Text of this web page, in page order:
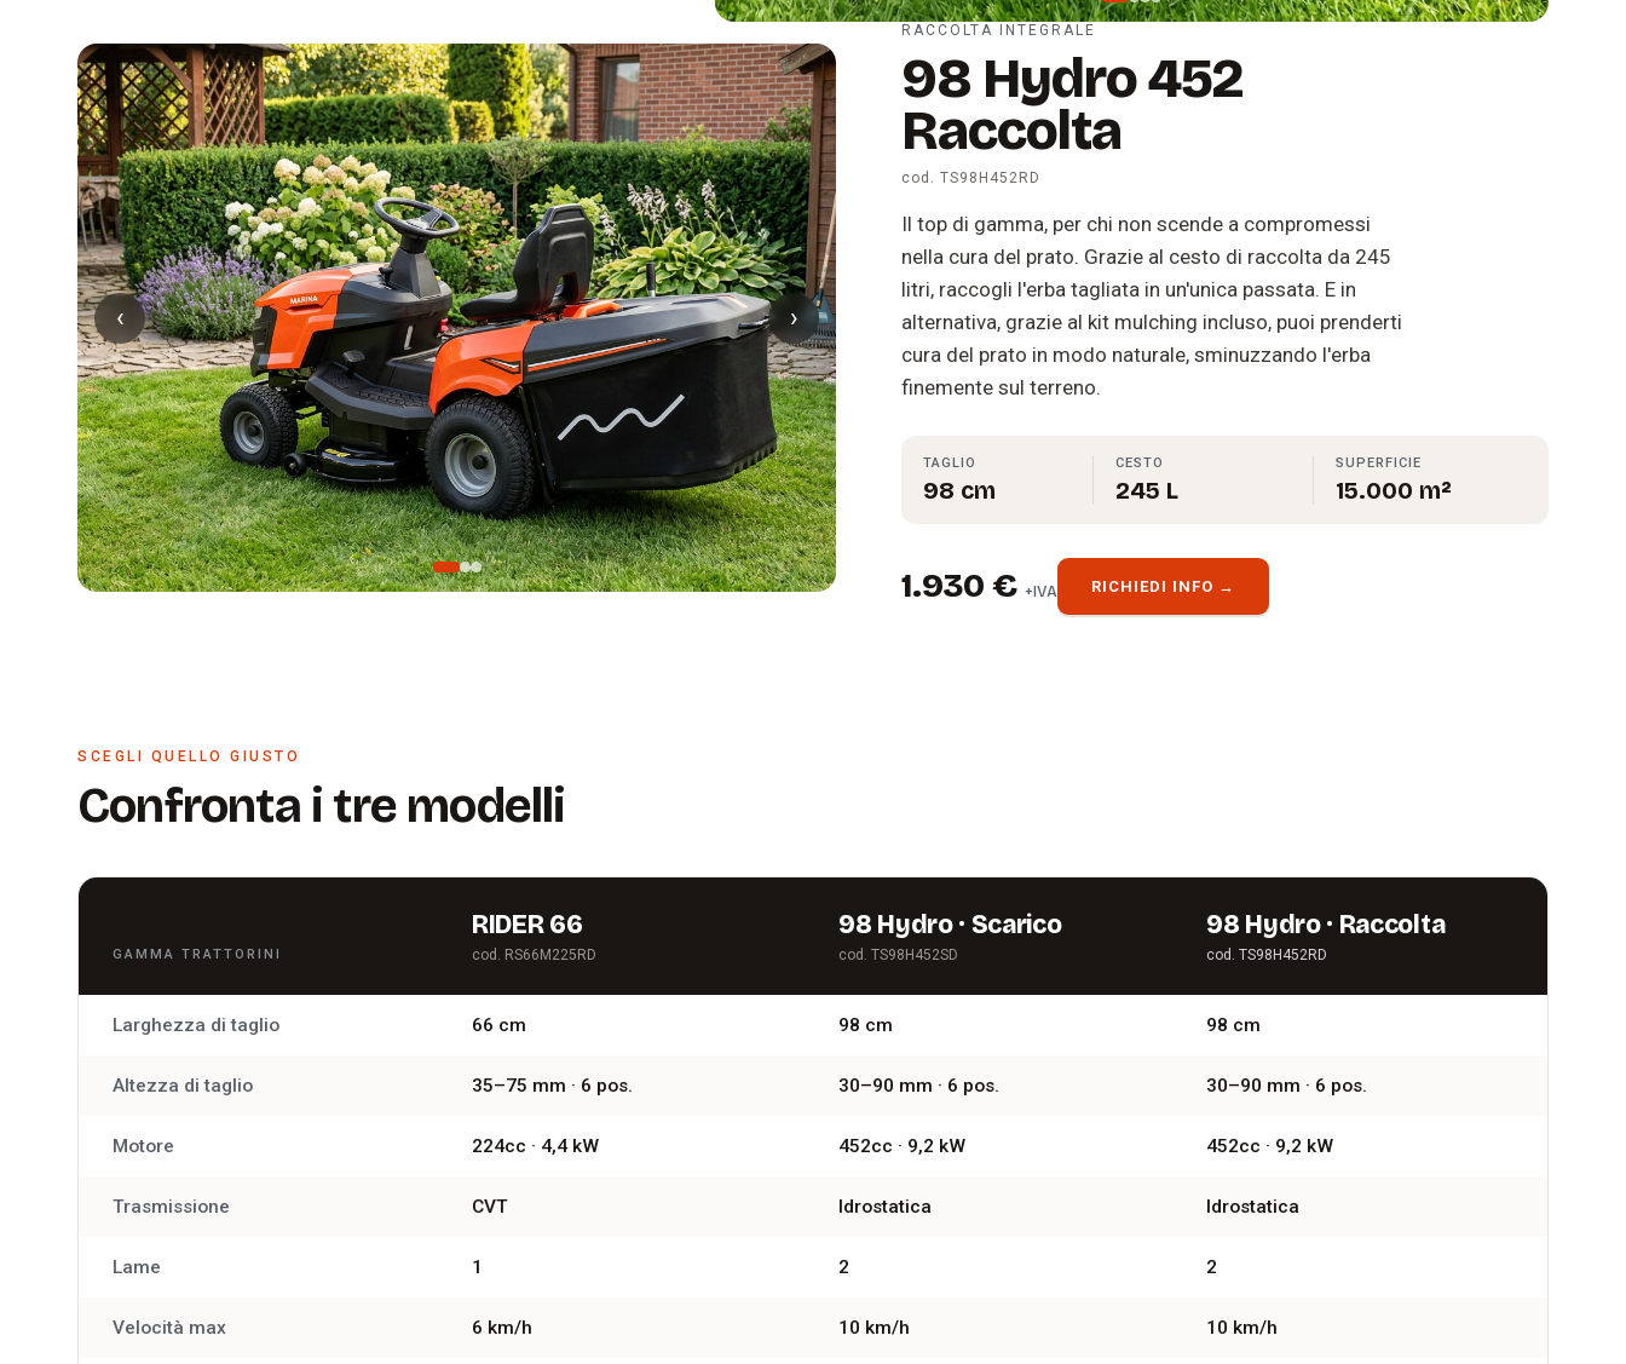
‹ ›
RACCOLTA INTEGRALE
98 Hydro 452
Raccolta
cod. TS98H452RD
Il top di gamma, per chi non scende a compromessi
nella cura del prato. Grazie al cesto di raccolta da 245
litri, raccogli l'erba tagliata in un'unica passata. E in
alternativa, grazie al kit mulching incluso, puoi prenderti
cura del prato in modo naturale, sminuzzando l'erba
finemente sul terreno.
TAGLIO
98 cm
CESTO
245 L
SUPERFICIE
15.000 m²
1.930 €+IVA RICHIEDI INFO →
SCEGLI QUELLO GIUSTO
Confronta i tre modelli
GAMMA TRATTORINI
RIDER 66
cod. RS66M225RD
98 Hydro · Scarico
cod. TS98H452SD
98 Hydro · Raccolta
cod. TS98H452RD
Larghezza di taglio 66 cm 98 cm 98 cm
Altezza di taglio 35–75 mm · 6 pos. 30–90 mm · 6 pos. 30–90 mm · 6 pos.
Motore 224cc · 4,4 kW 452cc · 9,2 kW 452cc · 9,2 kW
Trasmissione CVT Idrostatica Idrostatica
Lame 1 2 2
Velocità max 6 km/h 10 km/h 10 km/h